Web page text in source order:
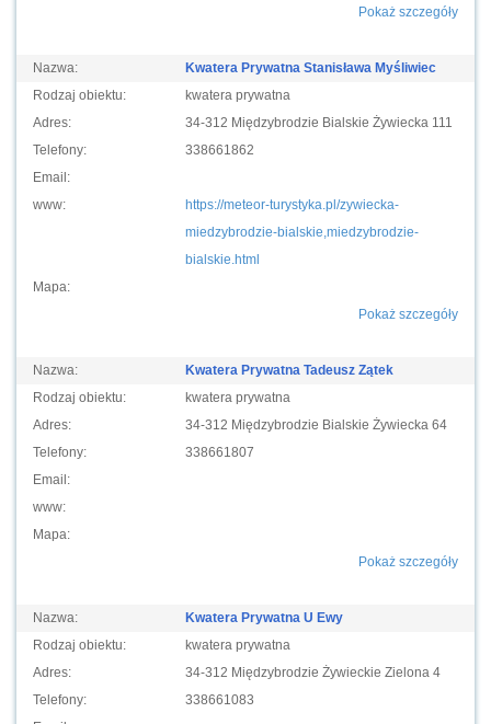
Pokaż szczegóły
Nazwa:
Kwatera Prywatna Stanisława Myśliwiec
Rodzaj obiektu:
kwatera prywatna
Adres:
34-312 Międzybrodzie Bialskie Żywiecka 111
Telefony:
338661862
Email:
www:
https://meteor-turystyka.pl/zywiecka-
miedzybrodzie-bialskie,miedzybrodzie-
bialskie.html
Mapa:
Pokaż szczegóły
Nazwa:
Kwatera Prywatna Tadeusz Zątek
Rodzaj obiektu:
kwatera prywatna
Adres:
34-312 Międzybrodzie Bialskie Żywiecka 64
Telefony:
338661807
Email:
www:
Mapa:
Pokaż szczegóły
Nazwa:
Kwatera Prywatna U Ewy
Rodzaj obiektu:
kwatera prywatna
Adres:
34-312 Międzybrodzie Żywieckie Zielona 4
Telefony:
338661083